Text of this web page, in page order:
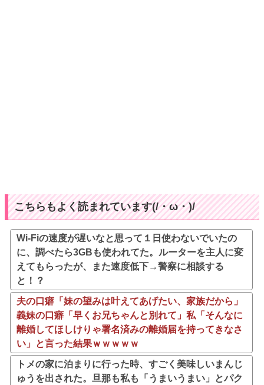
こちらもよく読まれています(/・ω・)/
Wi-Fiの速度が遅いなと思って１日使わないでいたの
に、調べたら3GBも使われてた。ルーターを主人に変
えてもらったが、また速度低下→警察に相談する
と！？
夫の口癖「妹の望みは叶えてあげたい、家族だから」
義妹の口癖「早くお兄ちゃんと別れて」私「そんなに
離婚してほしけりゃ署名済みの離婚届を持ってきなさ
い」と言った結果ｗｗｗｗｗ
トメの家に泊まりに行った時、すごく美味しいまんじ
ゅうを出された。旦那も私も「うまいうまい」とパク